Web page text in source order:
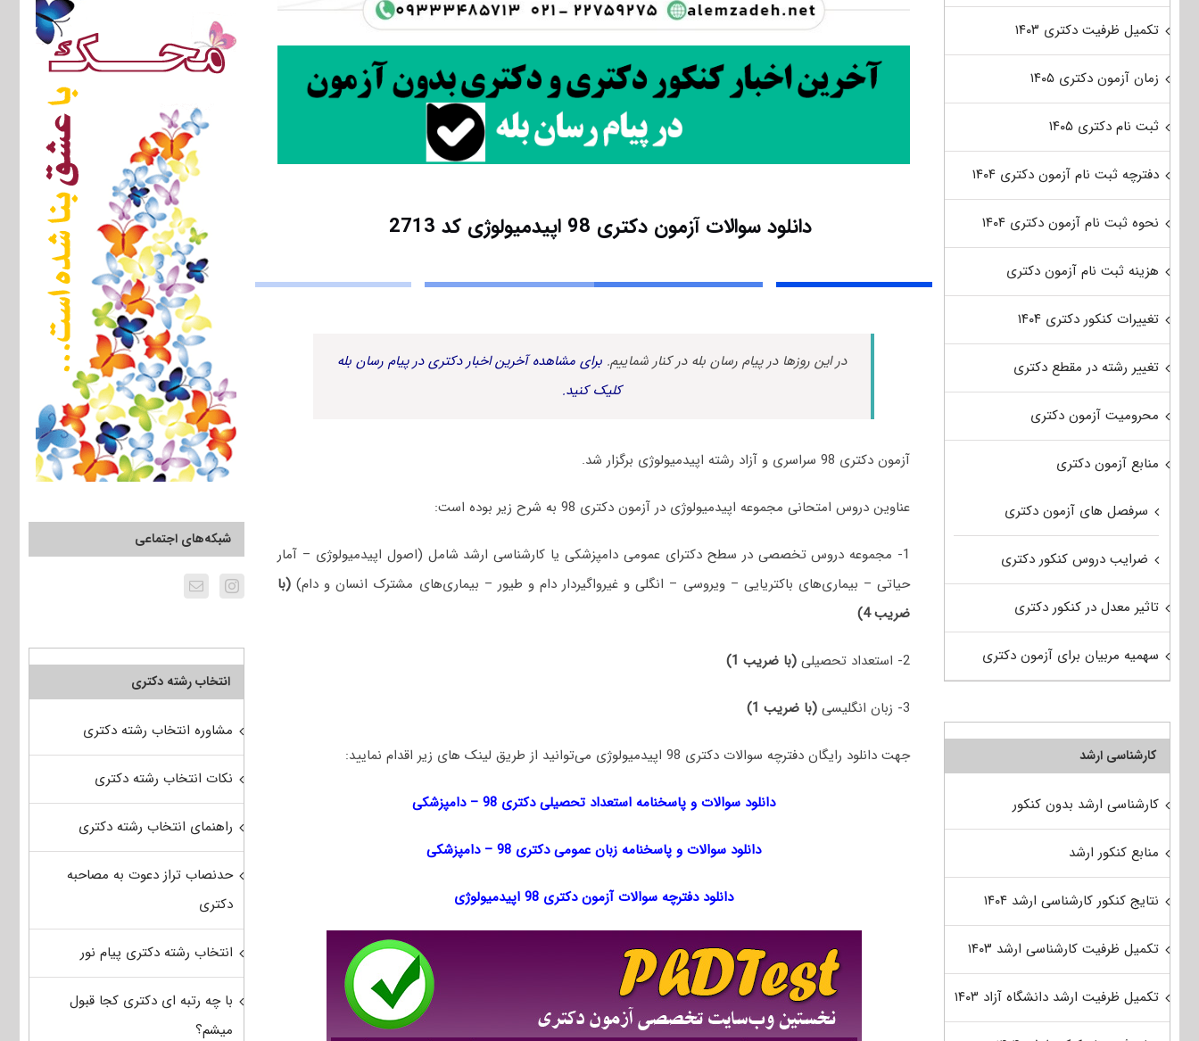
دانلود سوالات آزمون دکتری 98 اپیدمیولوژی کد 2713
در این روزها در پیام رسان بله در کنار شماییم. برای مشاهده آخرین اخبار دکتری در پیام رسان بله
کلیک کنید.
آزمون دکتری 98 سراسری و آزاد رشته اپیدمیولوژی برگزار شد.
عناوین دروس امتحانی مجموعه اپیدمیولوژی در آزمون دکتری 98 به شرح زیر بوده است:
1- مجموعه دروس تخصصی در سطح دکترای عمومی دامپزشکی یا کارشناسی ارشد شامل (اصول اپیدمیولوژی – آمار
حیاتی – بیماری‌های باکتریایی – ویروسی – انگلی و غیرواگیردار دام و طیور – بیماری‌های مشترک انسان و دام)(با
ضریب 4)
2- استعداد تحصیلی (با ضریب 1)
3- زبان انگلیسی (با ضریب 1)
جهت دانلود رایگان دفترچه سوالات دکتری 98 اپیدمیولوژی می‌توانید از طریق لینک های زیر اقدام نمایید:
دانلود سوالات و پاسخنامه استعداد تحصیلی دکتری 98 – دامپزشکی
دانلود سوالات و پاسخنامه زبان عمومی دکتری 98 – دامپزشکی
دانلود دفترچه سوالات آزمون دکتری 98 اپیدمیولوژی
شبکه‌های اجتماعی
انتخاب رشته دکتری
مشاوره انتخاب رشته دکتری
نکات انتخاب رشته دکتری
راهنمای انتخاب رشته دکتری
حدنصاب تراز دعوت به مصاحبه
دکتری
انتخاب رشته دکتری پیام نور
با چه رتبه ای دکتری کجا قبول
میشم؟
تکمیل ظرفیت دکتری ۱۴۰۳
زمان آزمون دکتری ۱۴۰۵
ثبت نام دکتری ۱۴۰۵
دفترچه ثبت نام آزمون دکتری ۱۴۰۴
نحوه ثبت نام آزمون دکتری ۱۴۰۴
هزینه ثبت نام آزمون دکتری
تغییرات کنکور دکتری ۱۴۰۴
تغییر رشته در مقطع دکتری
محرومیت آزمون دکتری
منابع آزمون دکتری
سرفصل های آزمون دکتری
ضرایب دروس کنکور دکتری
تاثیر معدل در کنکور دکتری
سهمیه مربیان برای آزمون دکتری
کارشناسی ارشد
کارشناسی ارشد بدون کنکور
منابع کنکور ارشد
نتایج کنکور کارشناسی ارشد ۱۴۰۴
تکمیل ظرفیت کارشناسی ارشد ۱۴۰۳
تکمیل ظرفیت ارشد دانشگاه آزاد ۱۴۰۳